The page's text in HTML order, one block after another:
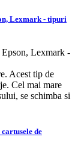
Lexmark - tipuri
Lexmark -
Acest tip de
Cel mai mare
se schimba si
de